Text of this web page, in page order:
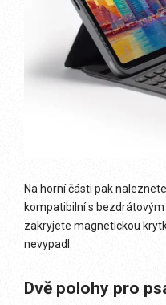
Na horní části pak
kompatibilní s
zakryjete magnetickou
nevypadl.
Dvě polohy pro